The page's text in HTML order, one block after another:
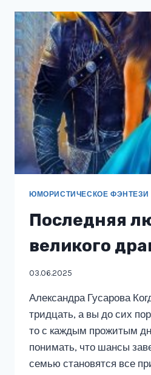
ЮМОРИСТИЧЕСКОЕ ФЭНТЕЗИ
Последняя
великого
03.06.2025
Александра Гусарова
тридцать, а вы до сих
то с каждым прожитым
понимать, что шансы
семью становятся все